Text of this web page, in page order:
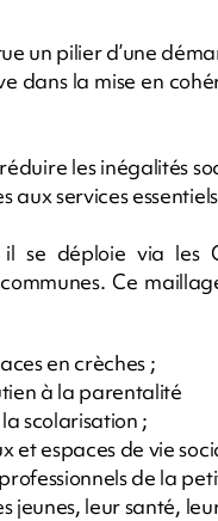
un pilier d’une
dans la mise en
les inégalités
aux services
se déploie via les
communes. Ce
en crèches ;
à la parentalité
scolarisation ;
et espaces de vie
de la
jeunes, leur santé,